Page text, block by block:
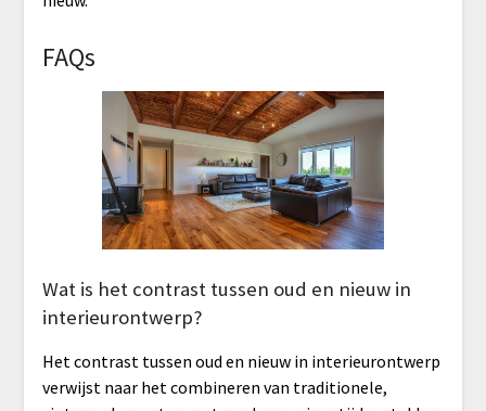
FAQs
Wat is het contrast tussen oud en nieuw in
interieurontwerp?
Het contrast tussen oud en nieuw in interieurontwerp
verwijst naar het combineren van traditionele,